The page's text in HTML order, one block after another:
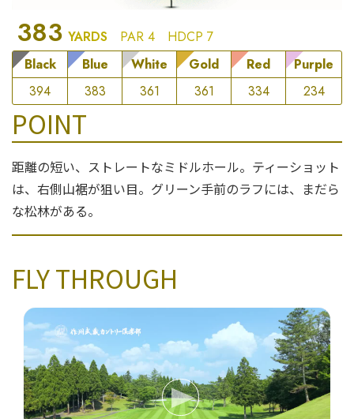
383 YARDS PAR 4
HDCP 7
Black
Blue White Gold Red
Purple
394
383 361 361 334 234
POINT
距離の短い、ストレートなミドルホール。ティーショット
は、右側山裾が狙い目。グリーン手前のラフには、まだら
な松林がある。
FLY THROUGH